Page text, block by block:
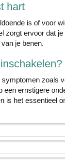
hart
is of voor
zorgt ervoor dat
je benen.
zoals
ernstigere
is het essentieel